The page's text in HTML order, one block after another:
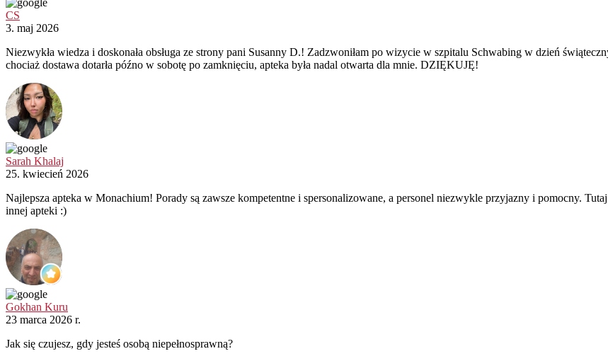
CS
3. maj 2026
Niezwykła wiedza i doskonała obsługa ze strony pani Susanny D.! Zadzwoniłam po wizycie w szpitalu Schwabing w dzień
chociaż dostawa dotarła późno w sobotę po zamknięciu, apteka była nadal otwarta dla mnie. DZIĘKUJĘ!
Sarah Khalaj
25. kwiecień 2026
Najlepsza apteka w Monachium! Porady są zawsze kompetentne i spersonalizowane, a personel niezwykle przyjazny i pomocny.
innej apteki :)
Gokhan Kuru
23 marca 2026 r.
Jak się czujesz, gdy jesteś osobą niepełnosprawną?